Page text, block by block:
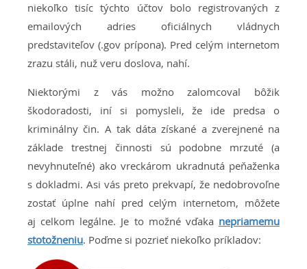
niekoľko tisíc týchto účtov bolo registrovaných z
emailových adries oficiálnych vládnych
predstaviteľov (.gov prípona). Pred celým internetom
zrazu stáli, nuž veru doslova, nahí.
Niektorými z vás možno zalomcoval bôžik
škodoradosti, iní si pomysleli, že ide predsa o
kriminálny čin. A tak dáta získané a zverejnené na
základe trestnej činnosti sú podobne mrzuté (a
nevyhnuteľné) ako vreckárom ukradnutá peňaženka
s dokladmi. Asi vás preto prekvapí, že nedobrovoľne
zostať úplne nahí pred celým internetom, môžete
aj celkom legálne. Je to možné vďaka nepriamemu
stotožneniu. Poďme si pozrieť niekoľko príkladov: